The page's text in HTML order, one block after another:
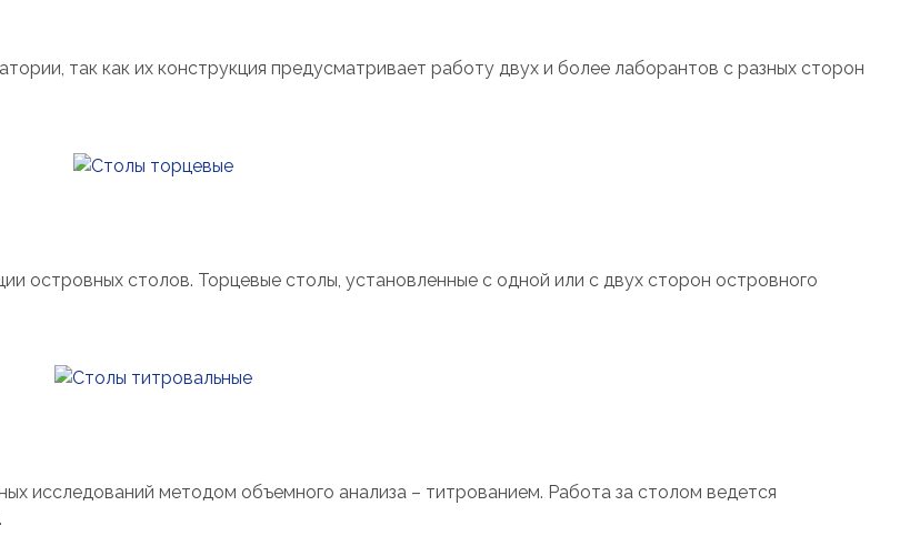
так как их конструкция предусматривает работу двух и более лаборантов с разных сторон
островных столов. Торцевые столы, установленные с одной или с двух сторон островного
исследований методом объемного анализа – титрованием. Работа за столом ведется